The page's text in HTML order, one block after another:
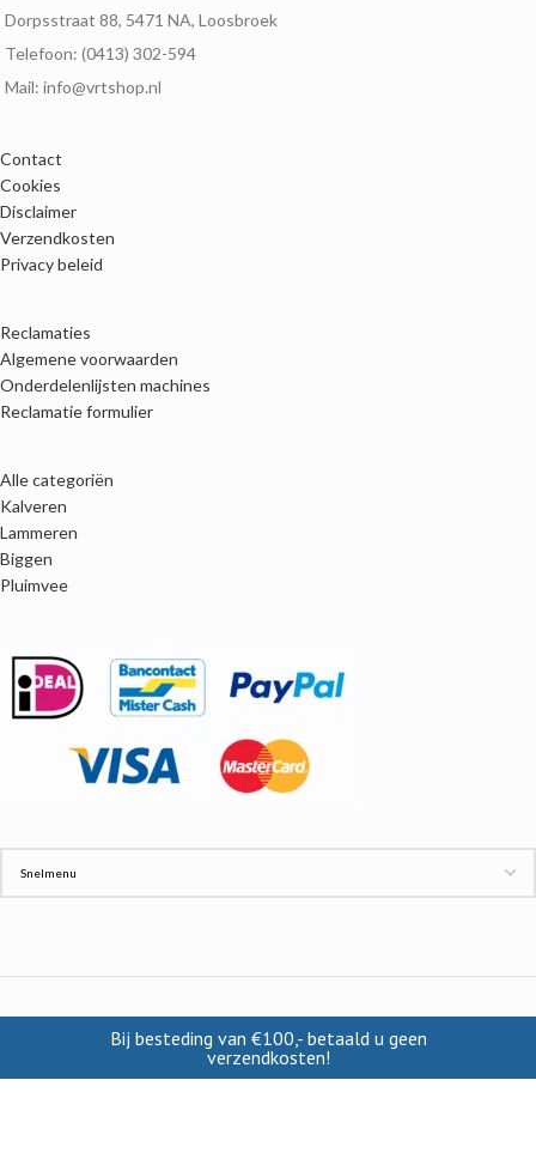
Dorpsstraat 88, 5471 NA, Loosbroek
Telefoon: (0413) 302-594
Mail: info@vrtshop.nl
Contact
Cookies
Disclaimer
Verzendkosten
Privacy beleid
Reclamaties
Algemene voorwaarden
Onderdelenlijsten machines
Reclamatie formulier
Alle categoriën
Kalveren
Lammeren
Biggen
Pluimvee
INFORMATIE
Contact
Bij besteding van €100,- betaald u geen
verzendkosten!